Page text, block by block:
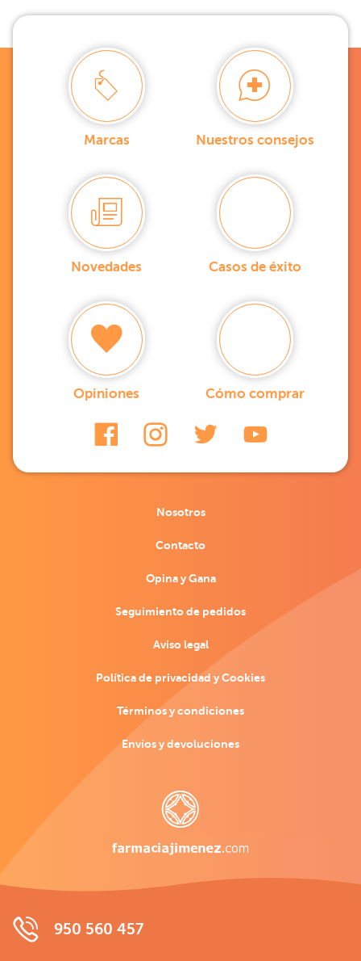
Marcas Nuestros consejos
Novedades Casos de éxito
Opiniones Cómo comprar
Nosotros
Contacto
Opina y Gana
Seguimiento de pedidos
Aviso legal
Política de privacidad y Cookies
Términos y condiciones
Envíos y devoluciones
950 560 457